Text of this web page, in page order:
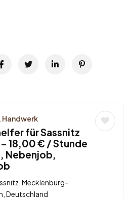
für Sassnitz
18,00 € / Stunde
Nebenjob,
Mecklenburg-
Deutschland